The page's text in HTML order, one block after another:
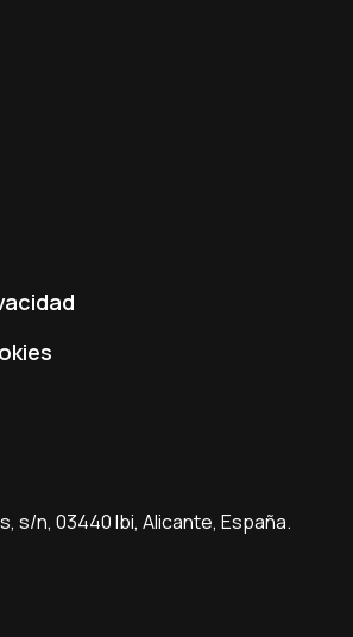
s/n, 03440 Ibi, Alicante, España.